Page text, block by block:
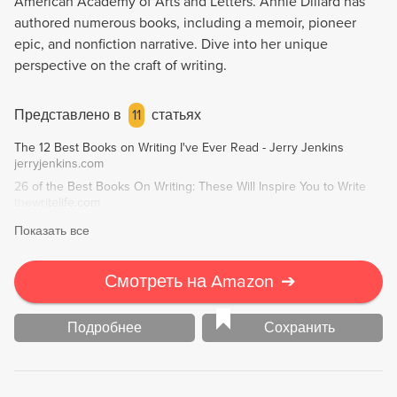
authored numerous books, including a memoir, pioneer
epic, and nonfiction narrative. Dive into her unique
perspective on the craft of writing.
Представлено в 11 статьях
The 12 Best Books on Writing I've Ever Read - Jerry Jenkins
jerryjenkins.com
26 of the Best Books On Writing: These Will Inspire You to Write
Показать все
Смотреть на Amazon ➔
Подробнее Сохранить